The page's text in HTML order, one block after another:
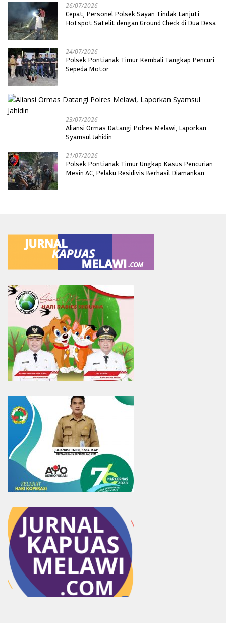
26/07/2026
Cepat, Personel Polsek Sayan Tindak Lanjuti
Hotspot Satelit dengan Ground Check di Dua Desa
24/07/2026
Polsek Pontianak Timur Kembali Tangkap Pencuri
Sepeda Motor
23/07/2026
Aliansi Ormas Datangi Polres Melawi, Laporkan
Syamsul Jahidin
21/07/2026
Polsek Pontianak Timur Ungkap Kasus Pencurian
Mesin AC, Pelaku Residivis Berhasil Diamankan